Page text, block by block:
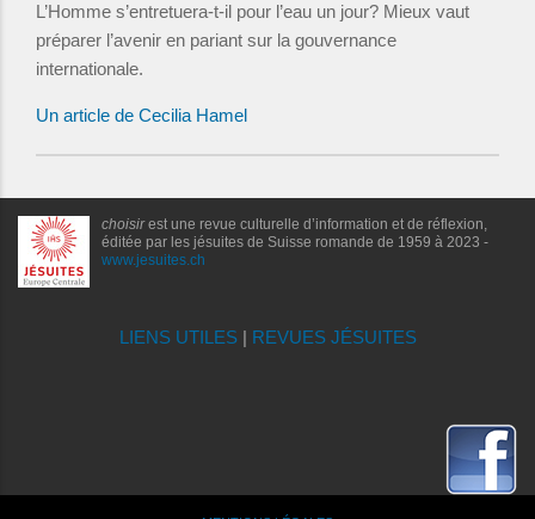
L’Homme s’entretuera-t-il pour l’eau un jour? Mieux vaut
préparer l’avenir en pariant sur la gouvernance
internationale.
Un article de Cecilia Hamel
choisirest une revue culturelle d’information et de réflexion,
éditée par les jésuites de Suisse romande de 1959 à 2023 -
www.jesuites.ch
LIENS UTILES| REVUES JÉSUITES